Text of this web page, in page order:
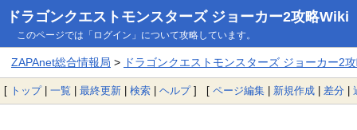
ドラゴンクエストモンスターズ ジョーカー2攻略Wiki
このページでは「ログイン」について攻略しています。
ZAPAnet総合情報局 > ドラゴンクエストモンスターズ ジョーカー2
[ トップ| 一覧 | 最終更新 | 検索 | ヘルプ] [ ページ編集 | 新規作成 | 差分 |